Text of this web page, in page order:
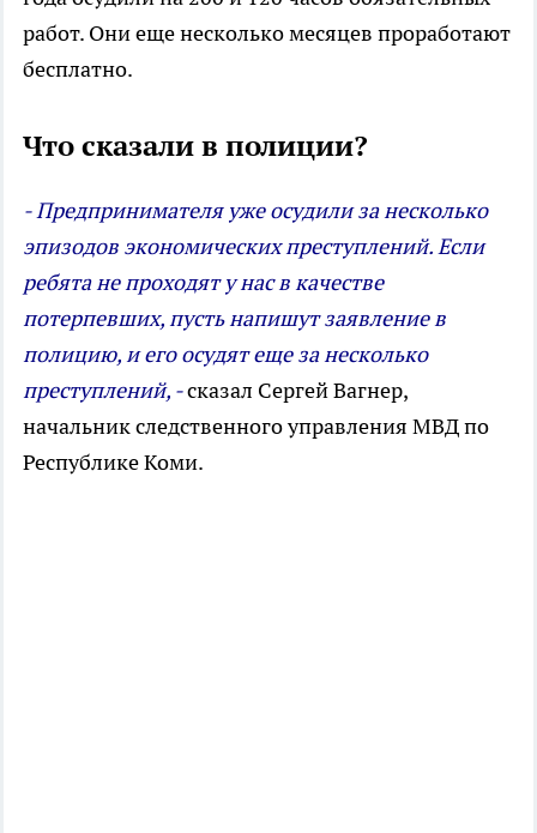
работ. Они еще несколько месяцев проработают
бесплатно.
Что сказали в полиции?
- Предпринимателя уже осудили за несколько
эпизодов экономических преступлений. Если
ребята не проходят у нас в качестве
потерпевших, пусть напишут заявление в
полицию, и его осудят еще за несколько
преступлений, -сказал Сергей Вагнер,
начальник следственного управления МВД по
Республике Коми.